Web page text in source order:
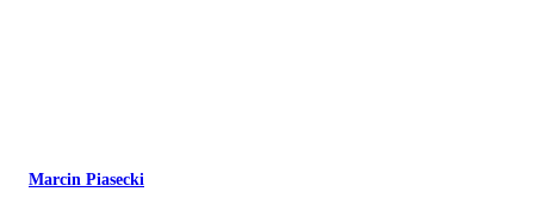
Marcin Piasecki